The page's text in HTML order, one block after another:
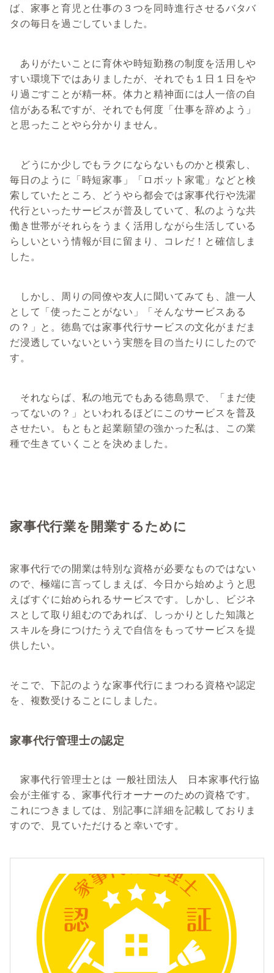
ば、家事と育児と仕事の３つを同時進行させるバタバ
タの毎日を過ごしていました。
ありがたいことに育休や時短勤務の制度を活用しや
すい環境下ではありましたが、それでも１日１日をや
り過ごすことが精一杯。体力と精神面には人一倍の自
信がある私ですが、それでも何度「仕事を辞めよう」
と思ったことやら分かりません。
どうにか少しでもラクにならないものかと模索し、
毎日のように「時短家事」「ロボット家電」などと検
索していたところ、どうやら都会では家事代行や洗濯
代行といったサービスが普及していて、私のような共
働き世帯がそれらをうまく活用しながら生活している
らしいという情報が目に留まり、コレだ！と確信しま
した。
しかし、周りの同僚や友人に聞いてみても、誰一人
として「使ったことがない」「そんなサービスある
の？」と。徳島では家事代行サービスの文化がまだま
だ浸透していないという実態を目の当たりにしたので
す。
それならば、私の地元でもある徳島県で、「まだ使
ってないの？」といわれるほどにこのサービスを普及
させたい。もともと起業願望の強かった私は、この業
種で生きていくことを決めました。
家事代行業を開業するために
家事代行での開業は特別な資格が必要なものではない
ので、極端に言ってしまえば、今日から始めようと思
えばすぐに始められるサービスです。しかし、ビジネ
スとして取り組むのであれば、しっかりとした知識と
スキルを身につけたうえで自信をもってサービスを提
供したい。
そこで、下記のような家事代行にまつわる資格や認定
を、複数受けることにしました。
家事代行管理士の認定
家事代行管理士とは 一般社団法人 日本家事代行協
会が主催する、家事代行オーナーのための資格です。
これにつきましては、別記事に詳細を記載しておりま
すので、見ていただけると幸いです。